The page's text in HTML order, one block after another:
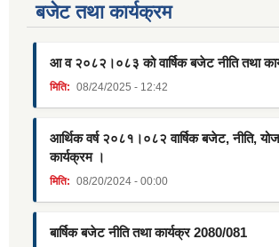
बजेट तथा कार्यक्रम
आ व २०८२।०८३ को वार्षिक बजेट नीति तथा
मिति: 08/24/2025 - 12:42
आर्थिक वर्ष २०८१।०८२ वार्षिक बजेट, नीति,
कार्यक्रम ।
मिति: 08/20/2024 - 00:00
बार्षिक बजेट नीति तथा कार्यक्र 2080/081